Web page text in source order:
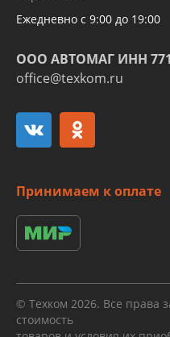
Ежедневно с 9:00 до 19:00
ООО АВТОМАГ ИНН
office@texkom.ru
Принимаем к оплате
© Техком 2026. Все права
стоимость